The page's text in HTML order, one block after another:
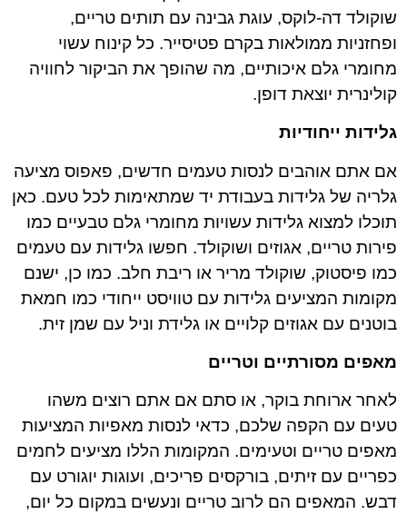
שוקולד דה-לוקס, עוגת גבינה עם תותים טריים,
ופחזניות ממולאות בקרם פטיסייר. כל קינוח עשוי
מחומרי גלם איכותיים, מה שהופך את הביקור לחוויה
קולינרית יוצאת דופן.
גלידות ייחודיות
אם אתם אוהבים לנסות טעמים חדשים, פאפוס מציעה
גלריה של גלידות בעבודת יד שמתאימות לכל טעם. כאן
תוכלו למצוא גלידות עשויות מחומרי גלם טבעיים כמו
פירות טריים, אגוזים ושוקולד. חפשו גלידות עם טעמים
כמו פיסטוק, שוקולד מריר או ריבת חלב. כמו כן, ישנם
מקומות המציעים גלידות עם טוויסט ייחודי כמו חמאת
בוטנים עם אגוזים קלויים או גלידת וניל עם שמן זית.
מאפים מסורתיים וטריים
לאחר ארוחת בוקר, או סתם אם אתם רוצים משהו
טעים עם הקפה שלכם, כדאי לנסות מאפיות המציעות
מאפים טריים וטעימים. המקומות הללו מציעים לחמים
כפריים עם זיתים, בורקסים פריכים, ועוגות יוגורט עם
דבש. המאפים הם לרוב טריים ונעשים במקום כל יום,